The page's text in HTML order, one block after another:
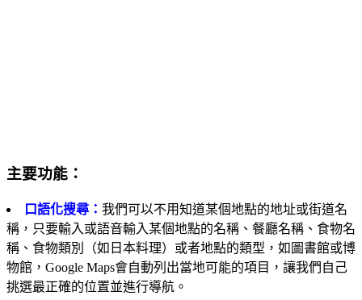
主要功能：
口語化搜尋： 我們可以不用知道某個地點的地址或街道名
稱，只要輸入或語音輸入某個地點的名稱、餐廳名稱、食物名
稱、食物類別（如日本料理）或者地點的類型，如圖書館或博
物館，Google Maps會自動列出當地可能的項目，讓我們自己
挑選最正確的位置並進行導航。